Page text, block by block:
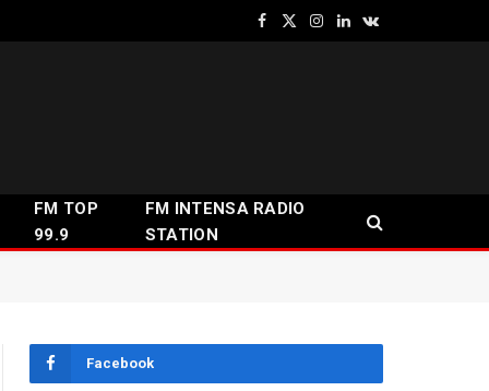
Facebook
X
Instagram
LinkedInVKontakte
FM TOP
99.9
FM INTENSA RADIO
STATION
Facebook